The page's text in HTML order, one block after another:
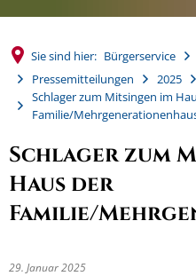
Sie sind hier: Bürgerservice
Pressemitteilungen
2025
Schlager zum Mitsingen im
Familie/
Schlager zum
Haus der
Familie/
29. Januar 2025